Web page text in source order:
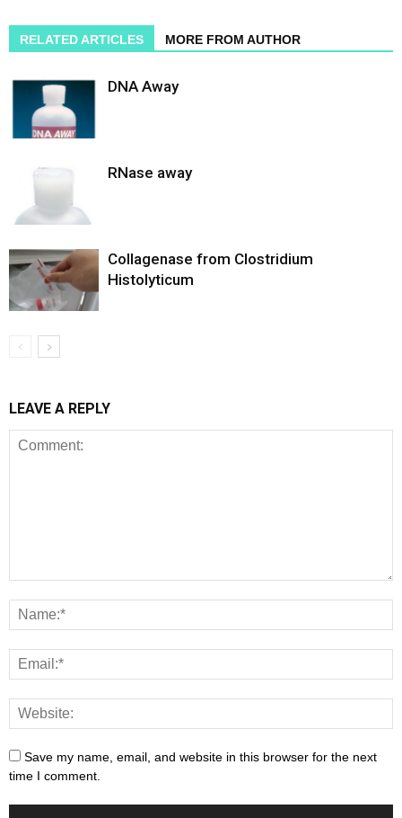
RELATED ARTICLES MORE FROM AUTHOR
DNA Away
RNase away
Collagenase from Clostridium
Histolyticum
LEAVE A REPLY
Save my name, email, and website in this browser for the next
time I comment.